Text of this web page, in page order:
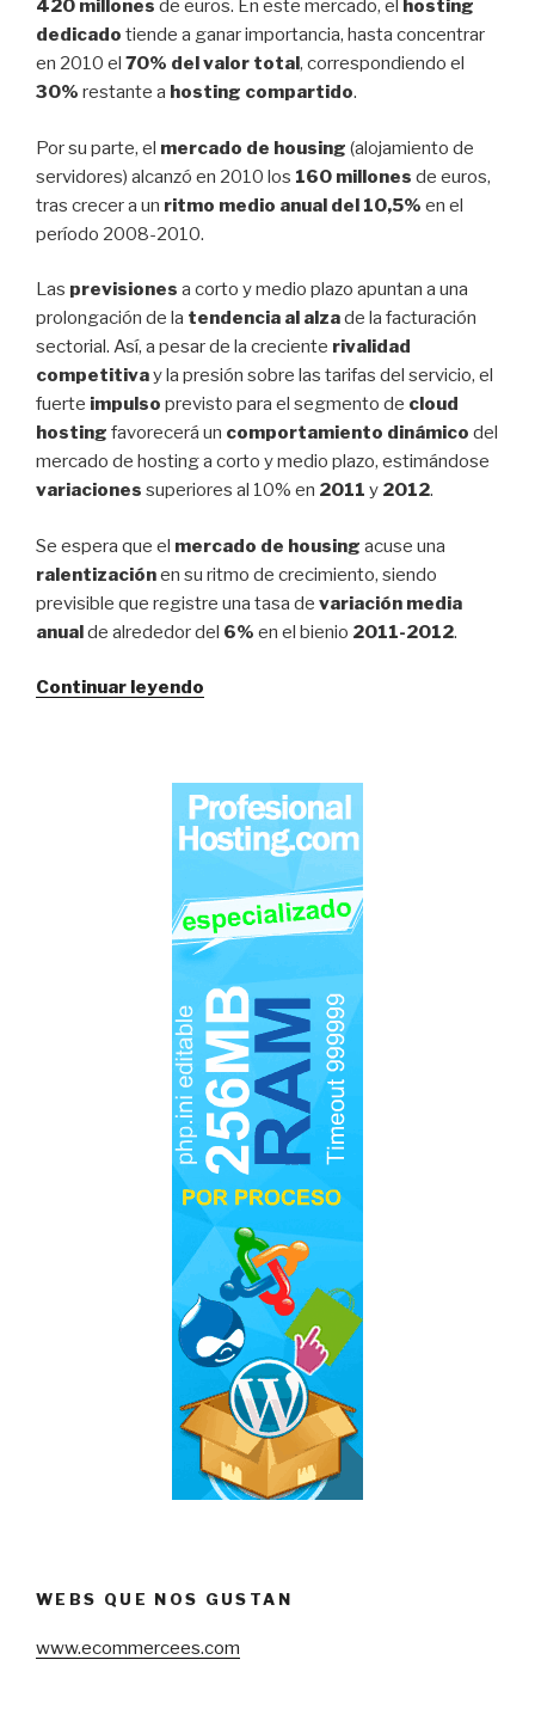
420 millones de euros. En este mercado, el hosting
dedicado tiende a ganar importancia, hasta concentrar
en 2010 el 70% del valor total, correspondiendo el
30% restante a hosting compartido.
Por su parte, el mercado de housing (alojamiento de
servidores) alcanzó en 2010 los 160 millones de euros,
tras crecer a un ritmo medio anual del 10,5% en el
período 2008-2010.
Las previsiones a corto y medio plazo apuntan a una
prolongación de la tendencia al alzade la facturación
sectorial. Así, a pesar de la creciente rivalidad
competitivay la presión sobre las tarifas del servicio, el
fuerte impulso previsto para el segmento de cloud
hosting favorecerá un comportamiento dinámico del
mercado de hosting a corto y medio plazo, estimándose
variaciones superiores al 10% en 2011 y 2012.
Se espera que el mercado de housing acuse una
ralentizaciónen su ritmo de crecimiento, siendo
previsible que registre una tasa de variación media
anualde alrededor del 6% en el bienio 2011-2012.
Continuar leyendo
y
Housing
crecerá
10
%
2011»
WEBS QUE NOS GUSTAN
www.ecommercees.com